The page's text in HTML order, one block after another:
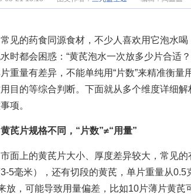
的药食同源食材，不少人喜欢用它泡水喝
时都会困惑：“黄芪泡水一次放多少片合适
重量有差异，不能单纯用“片数”来精准衡量
目的等综合判断。下面就从多个维度详细
项。
芪片规格不同，“片数”≠“用量”
上的黄芪片大小、厚度差异较大，常见的
5毫米），还有切段的黄芪，单片重量从0.5
放，可能导致用量偏差，比如10片薄片黄芪